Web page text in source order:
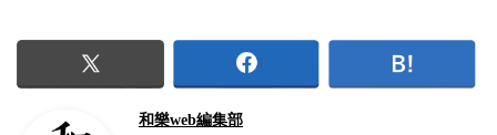
和樂web編集部